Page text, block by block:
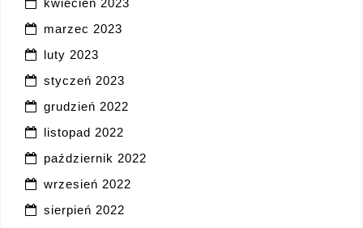
kwiecień 2023
marzec 2023
luty 2023
styczeń 2023
grudzień 2022
listopad 2022
październik 2022
wrzesień 2022
sierpień 2022